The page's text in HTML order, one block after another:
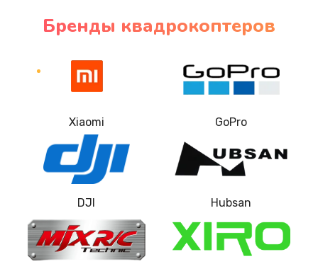
Бренды квадрокоптеров
Xiaomi GoPro
DJI Hubsan